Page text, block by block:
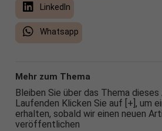
LinkedIn
Whatsapp
Mehr zum Thema
Bleiben Sie über das Thema
Laufenden Klicken Sie auf [+], um
erhalten, sobald wir einen neuen
veröffentlichen